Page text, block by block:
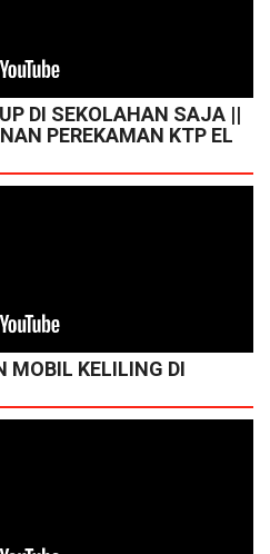
DI SEKOLAHAN SAJA ||
PEREKAMAN KTP EL
MOBIL KELILING DI